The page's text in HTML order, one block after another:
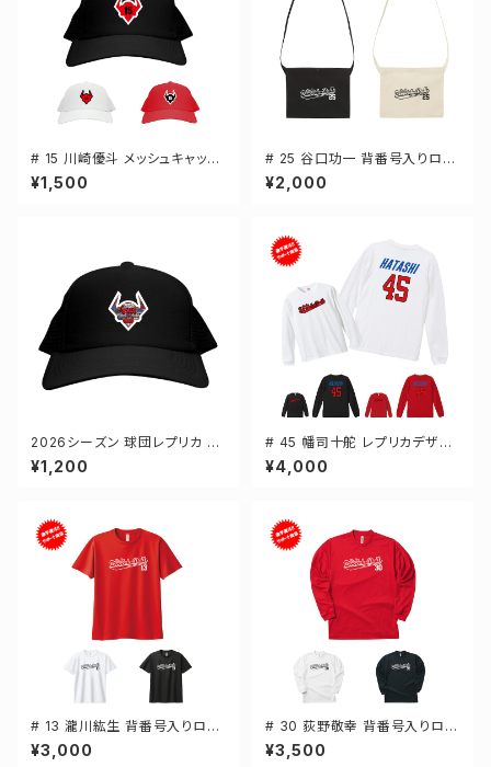
# 15 川崎優斗 メッシュキャップ
選手還元 3カラー 000700
¥1,500
# 25 谷口功一 背番号入りロゴ
キャンバスサコッシュ 選手還元
2カラー 001461
¥2,000
2026シーズン 球団レプリカ メ
ッシュキャップ ブラック フリーサ
イズ 2-000700
¥1,200
# 45 幡司十舵 レプリカデザイ
ン 3カラー 選手還元 長袖Tシャ
ツ S-XXLサイズ 501101
¥4,000
# 13 瀧川紘生 背番号入りロゴ
ドライTシャツ 半袖 選手還元 3
カラー S-5Lサイズ 000300
¥3,000
# 30 荻野敬幸 背番号入りロゴ
ドライTシャツ 長袖 選手還元 3
カラー S-5Lサイズ 000304
¥3,500